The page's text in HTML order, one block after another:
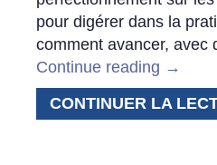
pour digérer dans la
comment avancer, avec
Continue reading →
CONTINUER LA